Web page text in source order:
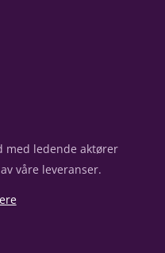
med ledende aktører
våre leveranser.